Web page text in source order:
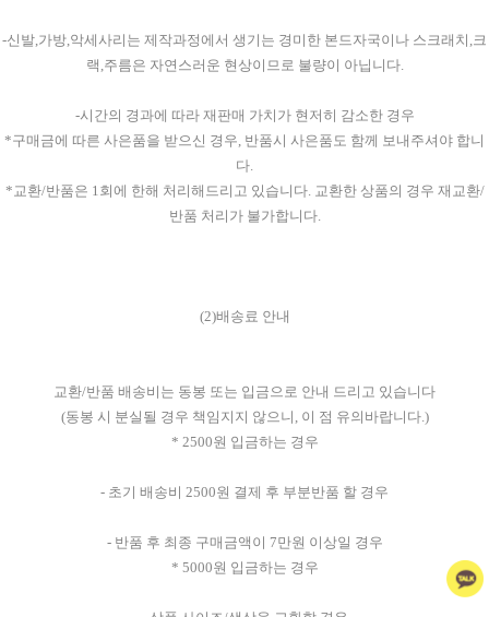
-신발,가방,악세사리는 제작과정에서 생기는 경미한 본드자국이나 스크래치,크
랙,주름은 자연스러운 현상이므로 불량이 아닙니다.
-시간의 경과에 따라 재판매 가치가 현저히 감소한 경우
*구매금에 따른 사은품을 받으신 경우, 반품시 사은품도 함께 보내주셔야 합니
다.
*교환/반품은 1회에 한해 처리해드리고 있습니다. 교환한 상품의 경우 재교환/
반품 처리가 불가합니다.
(2)배송료 안내
교환/반품 배송비는 동봉 또는 입금으로 안내 드리고 있습니다
(동봉 시 분실될 경우 책임지지 않으니, 이 점 유의바랍니다.)
* 2500원 입금하는 경우
- 초기 배송비 2500원 결제 후 부분반품 할 경우
- 반품 후 최종 구매금액이 7만원 이상일 경우
* 5000원 입금하는 경우